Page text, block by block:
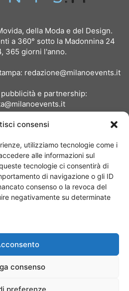
consensi
utilizziamo tecnologie come i
alle informazioni sul
tecnologie ci consentirà di
di navigazione o gli ID
consenso o la revoca del
negativamente su determinate
consenso
preferenze
della Moda e del Design.
a 360° sotto la Madonnina 24
365 giorni l'anno.
redazione@milanoevents.it
e partnership:
managed by